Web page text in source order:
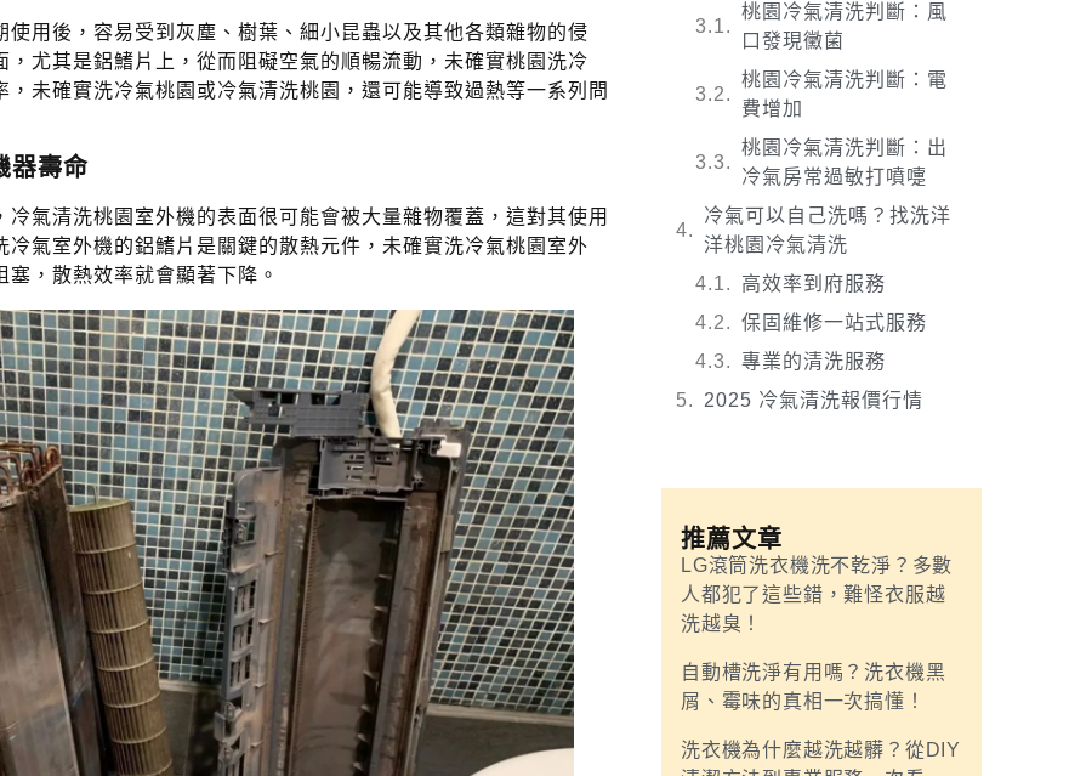
使用後，容易受到灰塵、樹葉、細小昆蟲以及其他各類雜物的侵
尤其是鋁鰭片上，從而阻礙空氣的順暢流動，未確實桃園洗冷
未確實洗冷氣桃園或冷氣清洗桃園，還可能導致過熱等一系列問
器壽命
冷氣清洗桃園室外機的表面很可能會被大量雜物覆蓋，這對其使用
氣室外機的鋁鰭片是關鍵的散熱元件，未確實洗冷氣桃園室外
，散熱效率就會顯著下降。
桃園冷氣清洗判斷：風
口發現黴菌
桃園冷氣清洗判斷：電
費增加
桃園冷氣清洗判斷：出
冷氣房常過敏打噴嚏
冷氣可以自己洗嗎？找洗洋
洋桃園冷氣清洗
高效率到府服務
保固維修一站式服務
專業的清洗服務
2025 冷氣清洗報價行情
推薦文章
LG滾筒洗衣機洗不乾淨？多數
人都犯了這些錯，難怪衣服越
洗越臭！
自動槽洗淨有用嗎？洗衣機黑
屑、霉味的真相一次搞懂！
洗衣機為什麼越洗越髒？從DIY